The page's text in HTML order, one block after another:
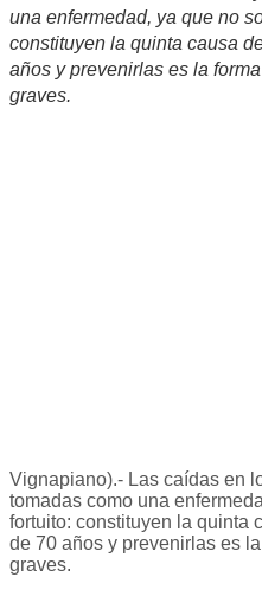
una enfermedad, ya que no
constituyen la quinta causa
años y prevenirlas es la
graves.
Vignapiano).- Las caídas en
tomadas como una
fortuito: constituyen la quinta
de 70 años y prevenirlas es
graves.